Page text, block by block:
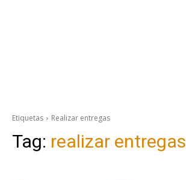
Etiquetas Realizar entregas
Tag: realizar entregas